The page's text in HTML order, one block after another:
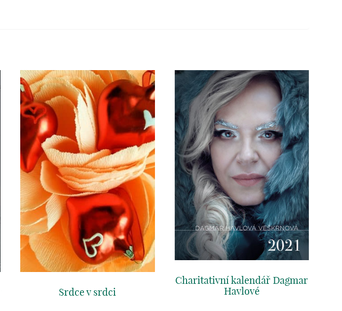
Srdce v srdci
Charitativní kalendář Dagmar
Havlové